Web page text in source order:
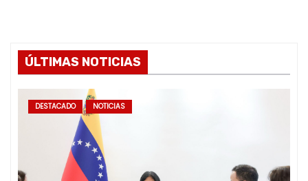
ÚLTIMAS NOTICIAS
DESTACADO NOTICIAS